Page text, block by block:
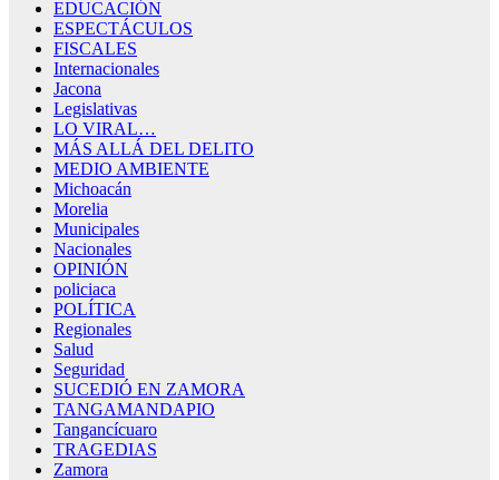
EDUCACIÓN
ESPECTÁCULOS
FISCALES
Internacionales
Jacona
Legislativas
LO VIRAL…
MÁS ALLÁ DEL DELITO
MEDIO AMBIENTE
Michoacán
Morelia
Municipales
Nacionales
OPINIÓN
policiaca
POLÍTICA
Regionales
Salud
Seguridad
SUCEDIÓ EN ZAMORA
TANGAMANDAPIO
Tangancícuaro
TRAGEDIAS
Zamora